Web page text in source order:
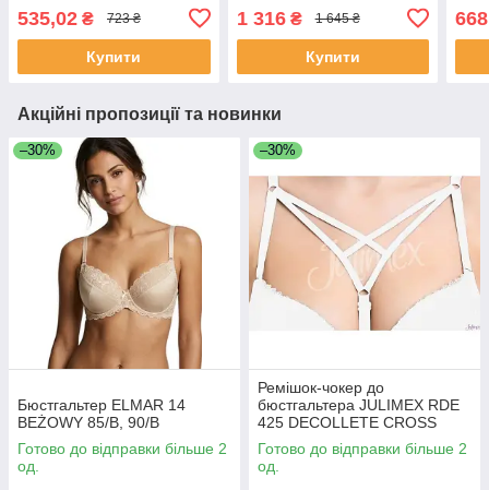
535,02 ₴ 723 ₴
Купити
1 316₴ 1 645 ₴
Купити
Акційні пропозиції та новинки
–30%
Бюстгальтер ELMAR 14
BEŻOWY 85/В, 90/B
Готово до відправки більше 2
од.
–30%
Ремішок-чокер до
бюстгальтера JULIMEX RDE
425 DECOLLETE CROSS
Готово до відправки більше 2
од.